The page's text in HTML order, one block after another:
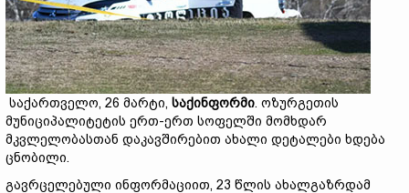
საქართველო, 26 მარტი, საქინფორმი. ოზურგეთის
მუნიციპალიტეტის ერთ-ერთ სოფელში მომხდარ
მკვლელობასთან დაკავშირებით ახალი დეტალები ხდება
ცნობილი.
გავრცელებული ინფორმაციით, 23 წლის ახალგაზრდამ